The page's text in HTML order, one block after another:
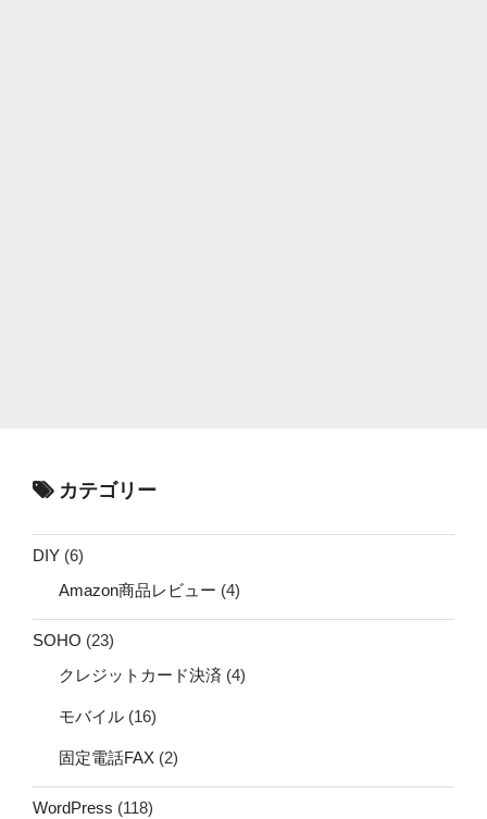
カテゴリー
DIY (6)
Amazon商品レビュー (4)
SOHO (23)
クレジットカード決済 (4)
モバイル (16)
固定電話FAX (2)
WordPress (118)